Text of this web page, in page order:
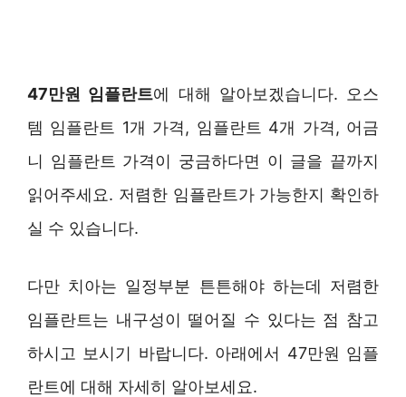
47만원 임플란트에 대해 알아보겠습니다. 오스
템 임플란트 1개 가격, 임플란트 4개 가격, 어금
니 임플란트 가격이 궁금하다면 이 글을 끝까지
읽어주세요. 저렴한 임플란트가 가능한지 확인하
실 수 있습니다.
다만 치아는 일정부분 튼튼해야 하는데 저렴한
임플란트는 내구성이 떨어질 수 있다는 점 참고
하시고 보시기 바랍니다. 아래에서 47만원 임플
란트에 대해 자세히 알아보세요.